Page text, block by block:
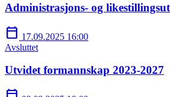
Administrasjons- og
calendar_today 17.09.2025 16:00
Avsluttet
Utvidet formannskap 2023-2027